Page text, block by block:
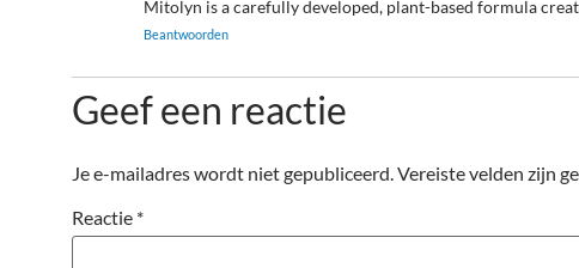
Mitolyn is a carefully developed, plant-based formula
Beantwoorden
Geef een reactie
Je e-mailadres wordt niet gepubliceerd. Vereiste velden zijn
Reactie *